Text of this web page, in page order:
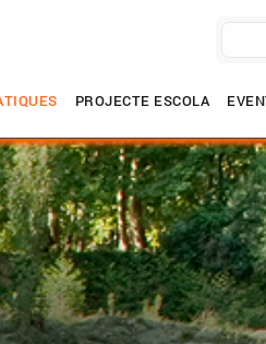
PROJECTE ESCOLA